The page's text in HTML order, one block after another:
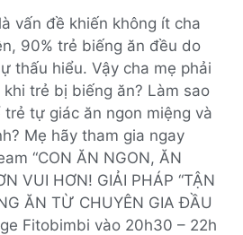
vấn đề khiến không ít cha
90% trẻ biếng ăn đều do
thấu hiểu. Vậy cha mẹ phải
trẻ bị biếng ăn? Làm sao
tự giác ăn ngon miệng và
Mẹ hãy tham gia ngay
“CON ĂN NGON, ĂN
VUI HƠN! GIẢI PHÁP “TẬN
ĂN TỪ CHUYÊN GIA ĐẦU
Fitobimbi vào 20h30 – 22h